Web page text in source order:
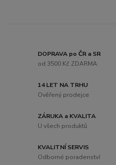
DOPRAVA po ČR a SR
od 3500 Kč ZDARMA
14 LET NA TRHU
Ověřený prodejce
ZÁRUKA a KVALITA
U všech produktů
KVALITNÍ SERVIS
Odborné poradenství